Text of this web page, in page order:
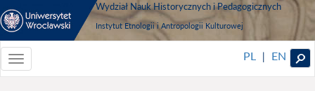
Wydział Nauk Historycznych i Pedagogicznych
Instytut Etnologii i Antropologii Kulturowej
Toggle
navigationToggle
PL | EN